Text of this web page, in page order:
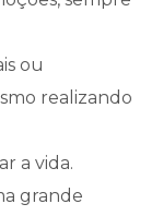
ou
realizando
a vida.
grande